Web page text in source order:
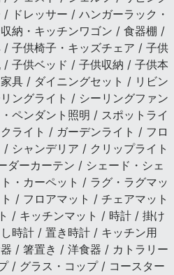
ドレッサー / ハンガーラック・
納・キッチンワゴン / 食器棚 /
子供椅子・キッズチェア / 子供
子供ベッド / 子供収納 / 子供本
具 / ダイニングセット / リビン
ングライト / シーリングファン
ペンダント照明 / スポットライ
ライト / ガーデンライト / フロ
シャンデリア / クリップライト
ダーカーテン / シェード・シェ
・カーペット / ラグ・ラグマッ
/ フロアマット / チェアマット
/ キッチンマット / 時計 / 掛け
時計 / 置き時計 / キッチン用
/ 箸置き / 洋食器 / カトラリー
/ グラス・コップ / コースター